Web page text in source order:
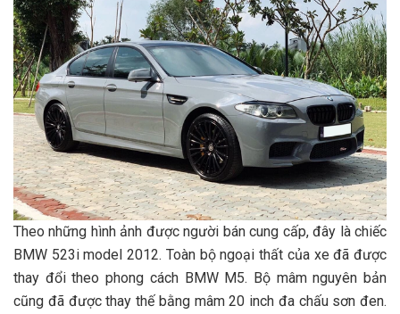
Theo những hình ảnh được người bán cung cấp, đây là chiếc
BMW 523i model 2012. Toàn bộ ngoại thất của xe đã được
thay đổi theo phong cách BMW M5. Bộ mâm nguyên bản
cũng đã được thay thế bằng mâm 20 inch đa chấu sơn đen.